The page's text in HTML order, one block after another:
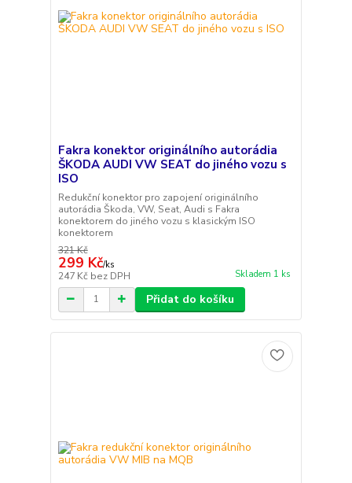
Fakra konektor originálního autorádia
ŠKODA AUDI VW SEAT do jiného vozu s
ISO
Redukční konektor pro zapojení originálního
autorádia Škoda, VW, Seat, Audi s Fakra
konektorem do jiného vozu s klasickým ISO
konektorem
321 Kč
299 Kč/ks
247 Kč bez DPH Skladem 1 ks
Přidat do košíku